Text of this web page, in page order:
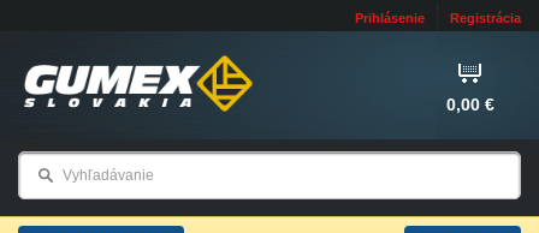
Prihlásenie Registrácia
0,00 €